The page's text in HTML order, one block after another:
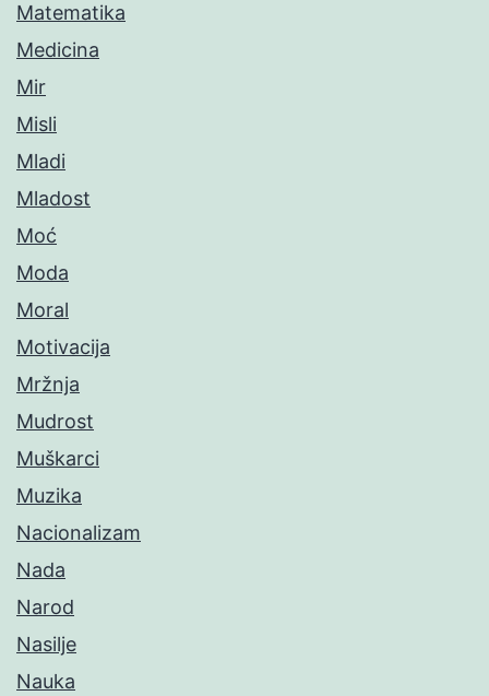
Matematika
Medicina
Mir
Misli
Mladi
Mladost
Moć
Moda
Moral
Motivacija
Mržnja
Mudrost
Muškarci
Muzika
Nacionalizam
Nada
Narod
Nasilje
Nauka